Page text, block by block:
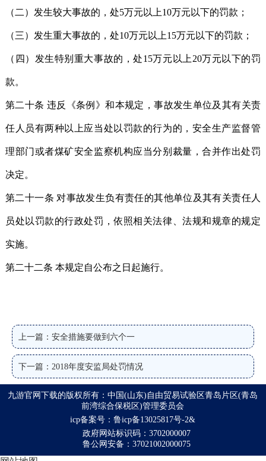
（二）发生较大事故的，处5万元以上10万元以下的罚款；
（三）发生重大事故的，处10万元以上15万元以下的罚款；
（四）发生特别重大事故的，处15万元以上20万元以下的罚
款。
第二十条 违反《条例》和本规定，事故发生单位及其有关责
任人员有两种以上应当处以罚款的行为的，安全生产监督管
理部门或者煤矿安全监察机构应当分别裁量，合并作出处罚
决定。
第二十一条 对事故发生负有责任的其他单位及其有关责任人
员处以罚款的行政处罚，依照相关法律、法规和规章的规定
实施。
第二十二条 本规定自公布之日起施行。
上一篇：安全措施要做到六个一
下一篇：2018年度安监局处罚情况
九游官网下载的版权所有：中国(山东)自由贸易试验区青岛片区(青岛
前湾综合保税区)管理委员会
icp备案号：鲁icp备13025817号-2&
政府网站标识码：3702000007
鲁公网安备：37021002000075